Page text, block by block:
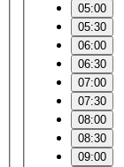
05:00
05:30
06:00
06:30
07:00
07:30
08:00
08:30
09:00